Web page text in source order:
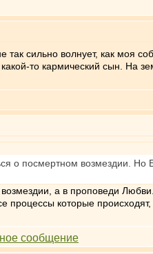
сильно волнует, как моя
то кармический сын.
о посмертном возмездии.
а в проповеди Любви.
процессы которые